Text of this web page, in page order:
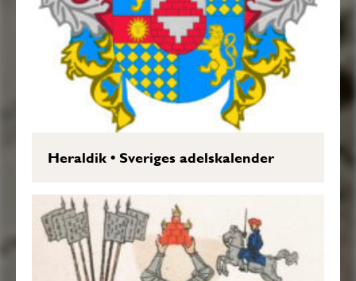
Heraldik•Sveriges adelskalender